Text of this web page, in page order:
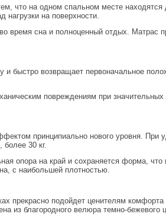
что на одном спальном месте находятся
на поверхности.
время сна и полноценный отдых. Матрас
и быстро возвращает первоначальное
повреждениям при значительных
принципиально нового уровня. При
30 кг.
опора на край и сохраняется форма, что
с наибольшей плотностью.
прекрасно подойдет ценителям комфорта
из благородного велюра темно-бежевого